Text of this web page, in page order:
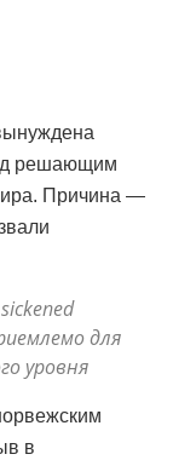
решающим
Причина —
для
уровня
в